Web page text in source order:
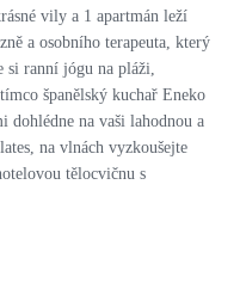
vily a 1 apartmán leží
a osobního terapeuta, který
ranní jógu na pláži,
španělský kuchař Eneko
dohlédne na vaši lahodnou a
na vlnách vyzkoušejte
tělocvičnu s